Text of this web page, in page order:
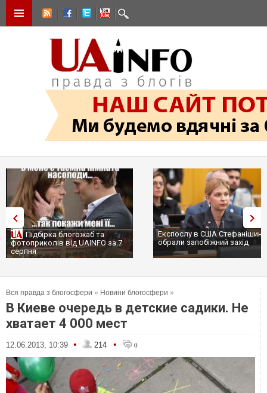
Підбірка блогожаб та
фотоприколів від UAINFO за 7
серпня
Експослу в США
обрали запобіжний захід
Вся правда з блогосфери » Новини блогосфери »
В Киеве очередь в детские садики. Не
хватает 4 000 мест
12.06.2013, 10:39 • 214 • 0